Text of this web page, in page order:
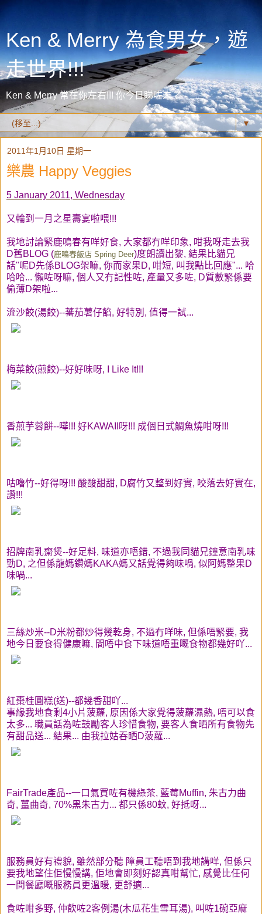
Ken & Merry 為食男女，遊
走世界!!!
Ken & Merry 常在你左右!!! 你今日睇咗未？
▼
2011年1月10日 星期一
樂農 Happy Veggies
5 January 2011, Wednesday
又輪到一月之星壽宴啦喂!!!
我地討論緊鹿鳴春有咩好食, 大家都冇咩印象, 咁我呀走去我
D舊BLOG (鹿鳴春飯店 Spring Deer)度朗讀出黎, 結果比貓兄
話"呢D先係BLOG架嘛, 你而家果D, 咁短, 叫我點比回應"... 哈
哈哈... 懶咗呀嘛, 個人又冇記性咗, 產量又多咗, D質數緊係要
偷薄D架啦...
流沙餃(湯餃)--蕃茄薯仔餡, 好特別, 值得一試...
梅菜餃(煎餃)--好好味呀, I Like It!!!
香煎芋蓉餅--嘩!!! 好KAWAII呀!!! 成個日式鯛魚燒咁呀!!!
咕嚕竹--好得呀!!! 酸酸甜甜, D腐竹又整到好實, 咬落去好實在,
讚!!!
招牌南乳齋煲--好足料, 味道亦唔錯, 不過我同貓兄鐘意南乳味
勁D, 之但係龍媽鑽媽KAKA媽又話覺得夠味喎, 似阿媽整果D
味喎...
三絲炒米--D米粉都炒得幾乾身, 不過冇咩味, 但係唔緊要, 我
地今日要食得健康嘛, 間唔中食下味道唔重嘅食物都幾好吖...
紅棗桂圓糕(送)--都幾香甜吖...
事緣我地食剩4小片菠蘿, 原因係大家覺得菠蘿濕熱, 唔可以食
太多... 職員話為咗鼓勵客人珍惜食物, 要客人食晒所有食物先
有甜品送... 結果... 由我拉姑吞晒D菠蘿...
FairTrade產品--一口氣買咗有機綠茶, 藍莓Muffin, 朱古力曲
奇, 薑曲奇, 70%黑朱古力... 都只係80蚊, 好抵呀...
服務員好有禮貌, 雖然部分聽 障員工聽唔到我地講咩, 但係只
要我地望住佢慢慢講, 佢地會即刻好認真咁幫忙, 感覺比任何
一間餐廳嘅服務員更溫暖, 更舒適...
食咗咁多野, 仲飲咗2客例湯(木瓜花生雪耳湯), 叫咗1碗亞麻